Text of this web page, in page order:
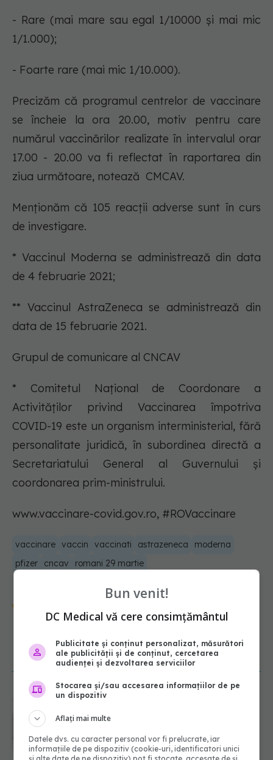
- Rare (mai mare sau egal 1/10000 şi mai mic
1/1.000);
- Foarte rare (mai mic 1/10.000).
Precizăm că programul centrelor de vaccinare
se încheie la ora 20.00, motiv pentru care
numărul vaccinărilor realizate în intervalul orar
17.00 - 20.00 va fi reflectat în raportarea din
ziua următoare, notează CMCAV.
Menționăm că 105 reacții adverse sunt în curs
de investigare.
* Vaccinul Moderna se administrează din data
de 4 februarie 2021;
** Vaccinul AstraZeneca se administrează din
data de 15 februarie 2021.
Grupul de comunicare al CNCAV
* Comitetul Național de Coordonare a
Activităților privind Vaccinarea împotriva
COVID-19 este un organism interministerial, fără
personalitate juridică, în subordinea directă a
Secretariatului General al Guvernului şi
coordonarea prim-ministrului.
www.vaccinare-covid.gov.ro, #ROVaccinare
vaccinare vaccin vaccinati astrazeneca
moderna
pfizer
cncav romani 29 martie
Urmărește-ne și pe Google News -
abonează‑te!
NOUTĂȚI
08.08.2026, 19:00
Bun venit!
DC Medical vă cere consimțământul
Publicitate și conținut personalizat, măsurători
ale publicității și de conținut, cercetarea
audienței și dezvoltarea serviciilor
Stocarea și/sau accesarea informațiilor de pe
un dispozitiv
Aflați mai multe
Datele dvs. cu caracter personal vor fi prelucrate, iar
informațiile de pe dispozitiv (cookie-uri, identificatori unici